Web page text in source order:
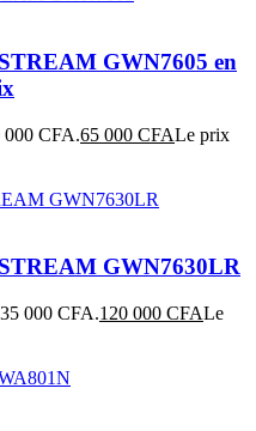
GWN7605 en
CFA.65 000 CFALe prix
GWN7630LR
000 CFA.120 000 CFALe